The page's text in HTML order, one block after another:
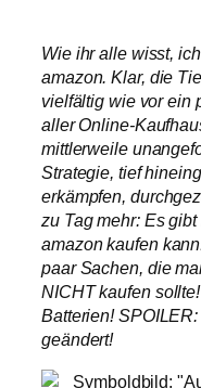
Wie ihr alle wisst,
amazon. Klar, die
vielfältig wie vor ein
aller Online-
mittlerweile
Strategie, tief
erkämpfen,
zu Tag mehr: Es
amazon kaufen
paar Sachen, die
NICHT kaufen
Batterien!
geändert!